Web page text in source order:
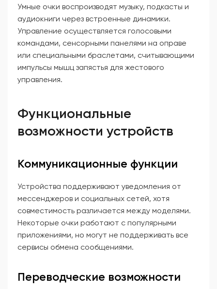
Умные очки воспроизводят музыку, подкасты и
аудиокниги через встроенные динамики.
Управление осуществляется голосовыми
командами, сенсорными панелями на оправе
или специальными браслетами, считывающими
импульсы мышц запястья для жестового
управления.
Функциональные
возможности устройств
Коммуникационные функции
Устройства поддерживают уведомления от
мессенджеров и социальных сетей, хотя
совместимость различается между моделями.
Некоторые очки работают с популярными
приложениями, но могут не поддерживать все
сервисы обмена сообщениями.
Переводческие возможности